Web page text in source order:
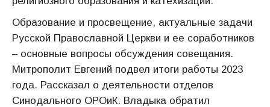
Образование и просвещение, актуальные задачи
Русской Православной Церкви и ее соработников
– основные вопросы обсуждения совещания.
Митрополит Евгений подвел итоги работы 2023
года. Рассказал о деятельности отделов
Синодального ОРОиК. Владыка обратил